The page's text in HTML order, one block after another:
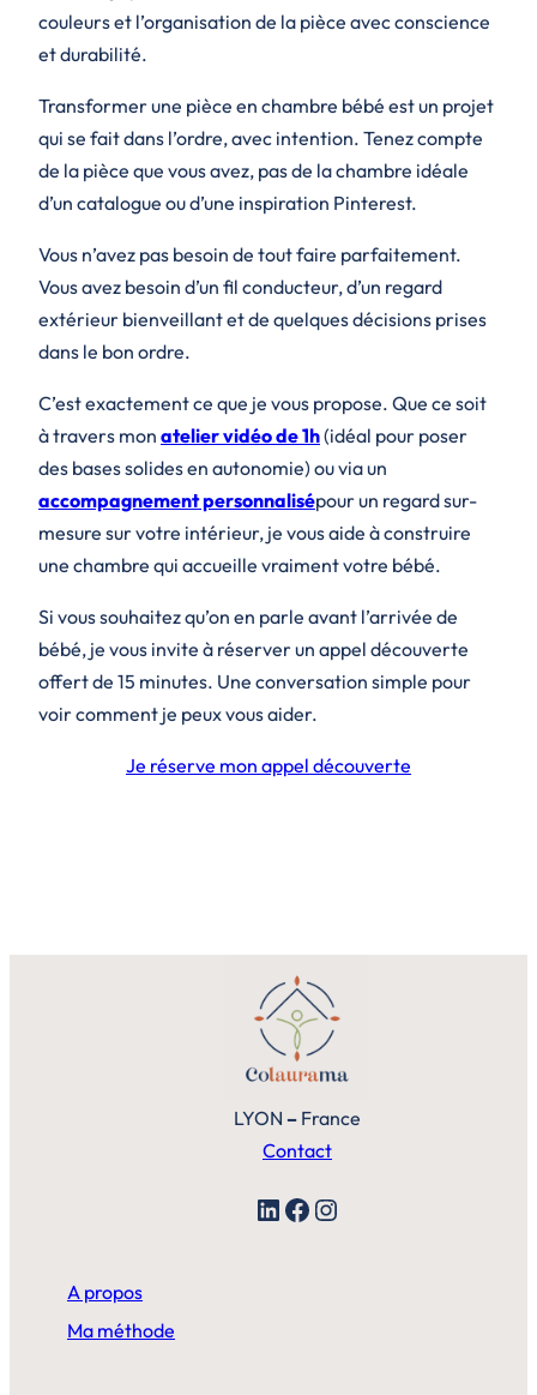
couleurs et l’organisation de la pièce avec conscience
et durabilité.
Transformer une pièce en chambre bébé est un projet
qui se fait dans l’ordre, avec intention. Tenez compte
de la pièce que vous avez, pas de la chambre idéale
d’un catalogue ou d’une inspiration Pinterest.
Vous n’avez pas besoin de tout faire parfaitement.
Vous avez besoin d’un fil conducteur, d’un regard
extérieur bienveillant et de quelques décisions prises
dans le bon ordre.
C’est exactement ce que je vous propose. Que ce soit
à travers mon atelier vidéo de 1h(idéal pour poser
des bases solides en autonomie) ou via un
accompagnement personnalisépour un regard sur-
mesure sur votre intérieur, je vous aide à construire
une chambre qui accueille vraiment votre bébé.
Si vous souhaitez qu’on en parle avant l’arrivée de
bébé, je vous invite à réserver un appel découverte
offert de 15 minutes. Une conversation simple pour
voir comment je peux vous aider.
Je réserve mon appel découverte
LYON – France
Contact
LinkedIn Facebook Instagram
A propos
Ma méthode